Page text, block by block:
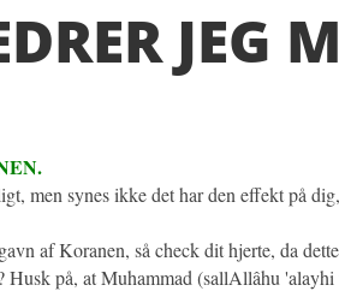
JEG
men synes ikke det har den effekt på
af Koranen, så check dit hjerte, da
på, at Muhammad (sallAllâhu